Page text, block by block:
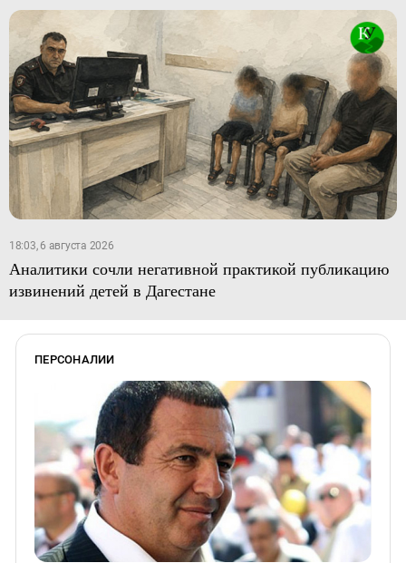
18:03, 6 августа 2026
Аналитики сочли негативной практикой публикацию
извинений детей в Дагестане
ПЕРСОНАЛИИ